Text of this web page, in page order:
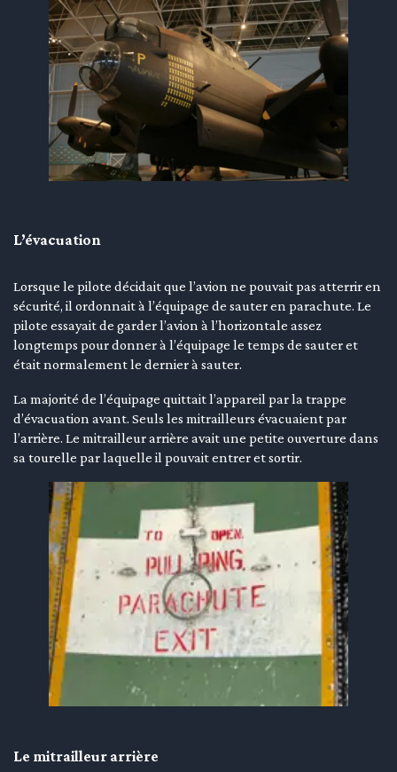
L’évacuation
Lorsque le pilote décidait que l’avion ne pouvait pas atterrir en
sécurité, il ordonnait à l’équipage de sauter en parachute. Le
pilote essayait de garder l’avion à l’horizontale assez
longtemps pour donner à l’équipage le temps de sauter et
était normalement le dernier à sauter.
La majorité de l’équipage quittait l’appareil par la trappe
d’évacuation avant. Seuls les mitrailleurs évacuaient par
l’arrière. Le mitrailleur arrière avait une petite ouverture dans
sa tourelle par laquelle il pouvait entrer et sortir.
Le mitrailleur arrière